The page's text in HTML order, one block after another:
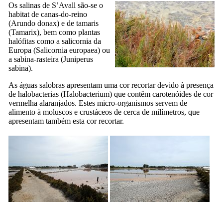
Os salinas de S’Avall são-se o
habitat de canas-do-reino
(Arundo donax) e de tamaris
(Tamarix), bem como plantas
halófitas como a salicornia da
Europa (Salicornia europaea) ou
a sabina-rasteira (Juniperus
sabina).
As águas salobras apresentam uma cor recortar devido à presença
de halobacterias (Halobacterium) que contêm carotenóides de cor
vermelha alaranjados. Estes micro-organismos servem de
alimento à moluscos e crustáceos de cerca de milímetros, que
apresentam também esta cor recortar.